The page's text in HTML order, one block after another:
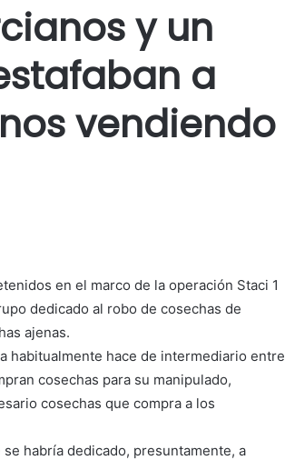
y un
a
vendiendo
en el marco de la operación Staci 1
dedicado al robo de cosechas de
ajenas.
habitualmente hace de intermediario entre
cosechas para su manipulado,
cosechas que compra a los
habría dedicado, presuntamente, a